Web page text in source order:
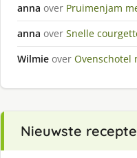
anna over Pruimenjam
anna over Snelle
Wilmie over Ovenschotel
Nieuwste